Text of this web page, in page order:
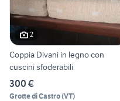
2
Coppia Divani in legno con
cuscini sfoderabili
300 €
Grotte di Castro(VT)